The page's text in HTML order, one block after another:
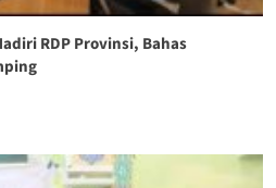
RDP Provinsi, Bahas